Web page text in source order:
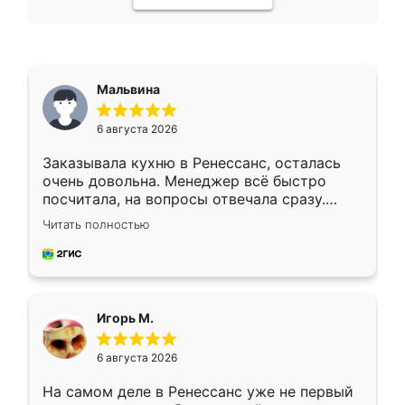
Мальвина
6 августа 2026
Заказывала кухню в Ренессанс, осталась
очень довольна. Менеджер всё быстро
посчитала, на вопросы отвечала сразу.
Замерщик приехал в субботу, подошёл к
делу со всей ответственностью. Собрали
за день, ребята работали аккуратно, даже
Читать полностью
Игорь М.
6 августа 2026
На самом деле в Ренессанс уже не первый